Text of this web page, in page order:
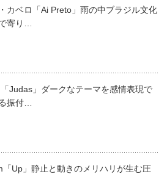
カベロ「Ai Preto」雨の中ブラジル文化
寄り…
Judas」ダークなテーマを感情表現で
振付…
「Up」静止と動きのメリハリが生む圧